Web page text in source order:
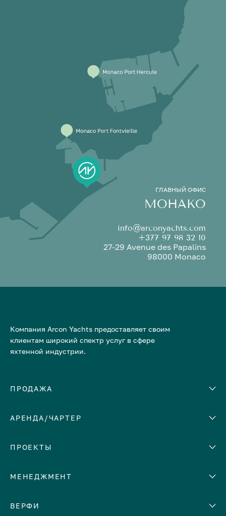
ГЛАВНЫЙ ОФИС
МОНАКО
info@arconyachts.com
+377 97 98 32 10
27-29 Avenue des Papalins
98000 Monaco
Компания Arcon Yachts предоставляет своим
клиентам широкий спектр услуг в сфере
яхтенной индустрии.
ПРОДАЖА
Количество кают
АРЕНДА/ЧАРТЕР
ЕВРОПА
Греция
Испания
ПРОЕКТЫ
МЕНЕДЖМЕНТ
Помощь с продажей яхты
ВЕРФИ